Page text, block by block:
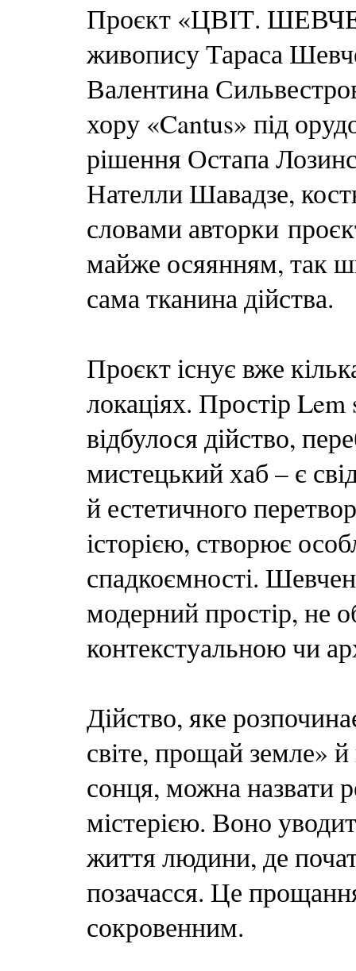
Проєкт «ЦВІТ.
живопису Тараса
Валентина
хору «Cantus» під
рішення Остапа
Нателли Шавадзе,
словами авторки
майже осяянням, так
сама тканина дійства.
Проєкт існує вже
локаціях. Простір Lem
відбулося дійство,
мистецький хаб – є
й естетичного
історією, створює
спадкоємності.
модерний простір, не
контекстуальною чи
Дійство, яке
світе, прощай земле»
сонця, можна назвати
містерією. Воно
життя людини, де
позачасся. Це
сокровенним.